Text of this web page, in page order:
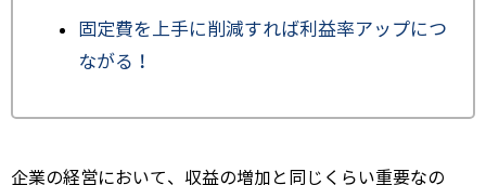
固定費を上手に削減すれば利益率アップにつ
ながる！
企業の経営において、 収益の増加と同じくらい重要なの